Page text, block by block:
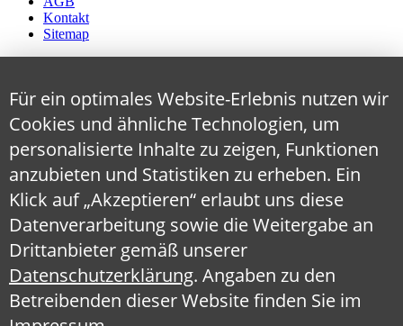
Kontakt
Sitemap
Für ein optimales Website-Erlebnis nutzen wir
Cookies und ähnliche Technologien, um
personalisierte Inhalte zu zeigen, Funktionen
anzubieten und Statistiken zu erheben. Ein
Klick auf „Akzeptieren“ erlaubt uns diese
Datenverarbeitung sowie die Weitergabe an
Drittanbieter gemäß unserer
Datenschutzerklärung. Angaben zu den
Betreibenden dieser Website finden Sie im